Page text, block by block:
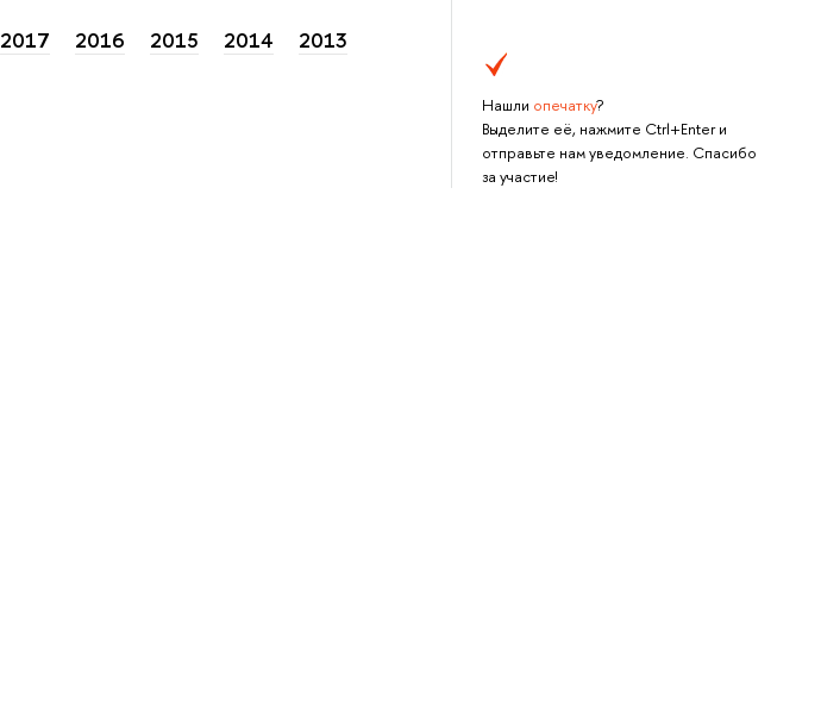
Нашли опечатку?
Выделите её, нажмите Ctrl+Enter и
отправьте нам уведомление. Спасибо
за участие!
2017 2016 2015 2014
2013